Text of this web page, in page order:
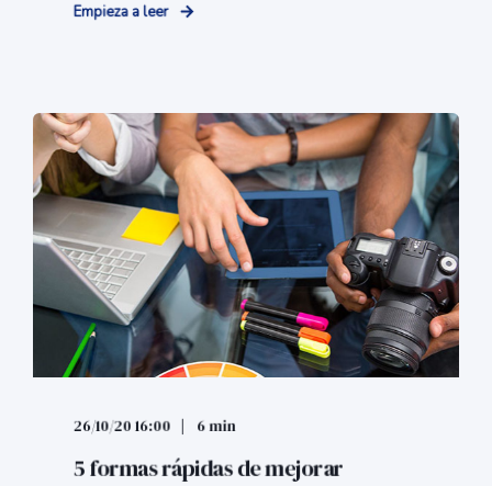
Empieza a leer
26/10/20 16:00 6 min
5 formas rápidas de mejorar